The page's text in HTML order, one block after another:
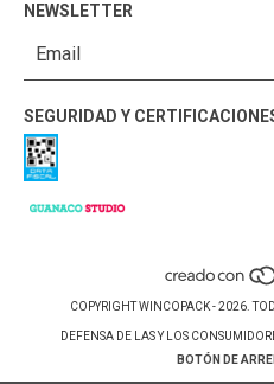
NEWSLETTER
SEGURIDAD Y
COPYRIGHT WINCOPACK - 2026.
DEFENSA DE LAS Y LOS
BOTÓN DE